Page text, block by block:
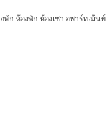
ก ห้องพัก ห้องเช่า อพาร์ทเม้นท์